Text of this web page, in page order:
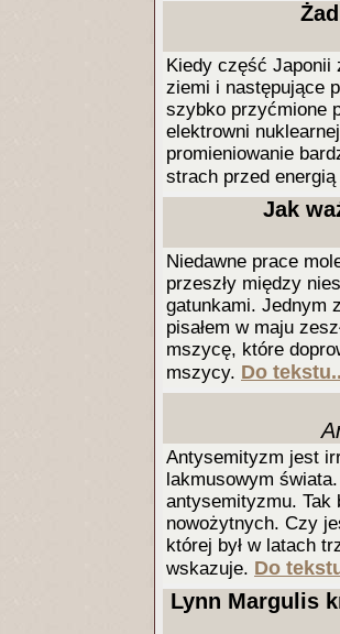
Kiedy część Japonii
ziemi i następujące
szybko przyćmione
elektrowni
promieniowanie
strach przed
Jak
Niedawne prace
przeszły między
gatunkami. Jednym
pisałem w maju
mszycę, które
mszycy. Do
Antysemityzm jest
lakmusowym
antysemityzmu. Tak
nowożytnych. Czy
której był w latach
wskazuje. Do
Lynn Margulis